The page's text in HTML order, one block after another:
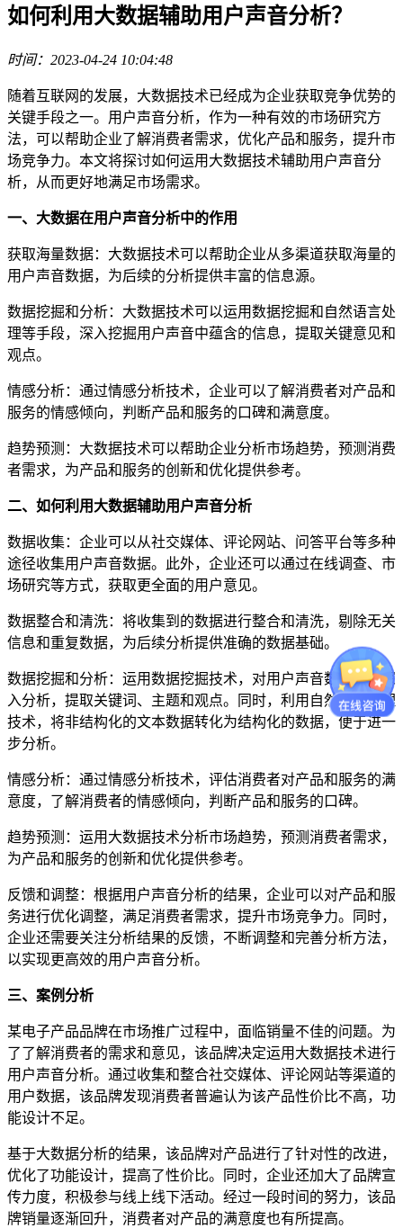
如何利用大数据辅助用户声音分析？
时间：2023-04-24 10:04:48
随着互联网的发展，大数据技术已经成为企业获取竞争优势的
关键手段之一。用户声音分析，作为一种有效的市场研究方
法，可以帮助企业了解消费者需求，优化产品和服务，提升市
场竞争力。本文将探讨如何运用大数据技术辅助用户声音分
析，从而更好地满足市场需求。
一、大数据在用户声音分析中的作用
获取海量数据：大数据技术可以帮助企业从多渠道获取海量的
用户声音数据，为后续的分析提供丰富的信息源。
数据挖掘和分析：大数据技术可以运用数据挖掘和自然语言处
理等手段，深入挖掘用户声音中蕴含的信息，提取关键意见和
观点。
情感分析：通过情感分析技术，企业可以了解消费者对产品和
服务的情感倾向，判断产品和服务的口碑和满意度。
趋势预测：大数据技术可以帮助企业分析市场趋势，预测消费
者需求，为产品和服务的创新和优化提供参考。
二、如何利用大数据辅助用户声音分析
数据收集：企业可以从社交媒体、评论网站、问答平台等多种
途径收集用户声音数据。此外，企业还可以通过在线调查、市
场研究等方式，获取更全面的用户意见。
数据整合和清洗：将收集到的数据进行整合和清洗，剔除无关
信息和重复数据，为后续分析提供准确的数据基础。
数据挖掘和分析：运用数据挖掘技术，对用户声音数据进行深
入分析，提取关键词、主题和观点。同时，利用自然语言处理
技术，将非结构化的文本数据转化为结构化的数据，便于进一
步分析。
情感分析：通过情感分析技术，评估消费者对产品和服务的满
意度，了解消费者的情感倾向，判断产品和服务的口碑。
趋势预测：运用大数据技术分析市场趋势，预测消费者需求，
为产品和服务的创新和优化提供参考。
反馈和调整：根据用户声音分析的结果，企业可以对产品和服
务进行优化调整，满足消费者需求，提升市场竞争力。同时，
企业还需要关注分析结果的反馈，不断调整和完善分析方法，
以实现更高效的用户声音分析。
三、案例分析
某电子产品品牌在市场推广过程中，面临销量不佳的问题。为
了了解消费者的需求和意见，该品牌决定运用大数据技术进行
用户声音分析。通过收集和整合社交媒体、评论网站等渠道的
用户数据，该品牌发现消费者普遍认为该产品性价比不高，功
能设计不足。
基于大数据分析的结果，该品牌对产品进行了针对性的改进，
优化了功能设计，提高了性价比。同时，企业还加大了品牌宣
传力度，积极参与线上线下活动。经过一段时间的努力，该品
牌销量逐渐回升，消费者对产品的满意度也有所提高。